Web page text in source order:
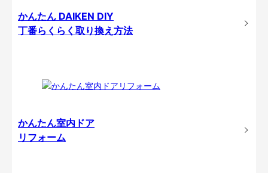
かんたん DAIKEN DIY
丁番らくらく取り換え方法
かんたん室内ドア
リフォーム